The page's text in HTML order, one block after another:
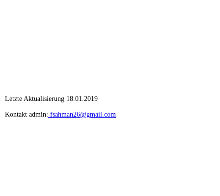
Letzte Aktualisierung 18.01.2019
Kontakt admin: fsahman26@gmail.com